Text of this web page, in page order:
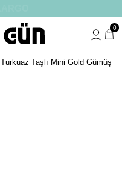
0
Turkuaz Taşlı Mini Gold Gümüş